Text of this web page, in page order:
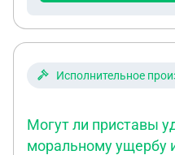
Исполнительное
Могут ли приставы
моральному ущербу